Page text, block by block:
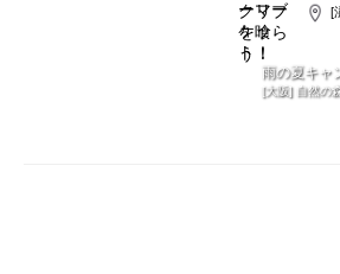
[
雨の夏キャ
[大阪] 自然の